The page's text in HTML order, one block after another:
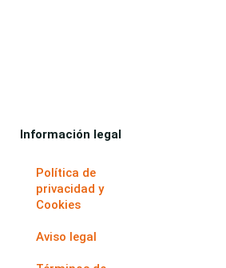
Información legal
Política de
privacidad y
Cookies
Aviso legal